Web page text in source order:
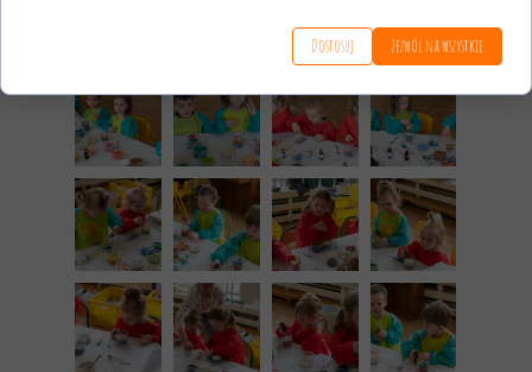
Dostosuj Zezwól na wszystkie